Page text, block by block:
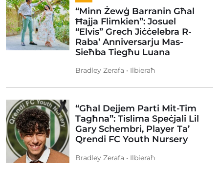
“Minn Żewġ Barranin Għal
Ħajja Flimkien”: Josuel
“Elvis” Grech Jiċċelebra R-
Raba’ Anniversarju Mas-
Sieħba Tiegħu Luana
Bradley Zerafa • Ilbieraħ
“Għal Dejjem Parti Mit-Tim
Tagħna”: Tislima Speċjali Lil
Gary Schembri, Player Ta’
Qrendi FC Youth Nursery
Bradley Zerafa • Ilbieraħ